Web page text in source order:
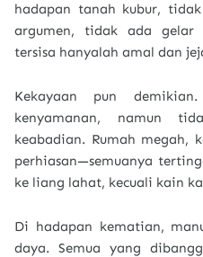
hadapan tanah kubur,
argumen, tidak ada gelar
tersisa hanyalah amal dan
Kekayaan pun
kenyamanan, namun
keabadian. Rumah megah,
perhiasan—semuanya
ke liang lahat, kecuali kain
Di hadapan kematian,
daya. Semua yang